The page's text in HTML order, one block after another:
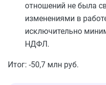
отношений не была
изменениями в
исключительно
НДФЛ.
Итог: -50,7 млн руб.